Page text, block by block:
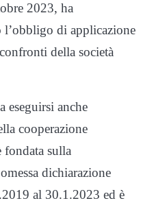
2023, ha
di applicazione
della società
eseguirsi anche
cooperazione
fondata sulla
dichiarazione
al 30.1.2023 ed è